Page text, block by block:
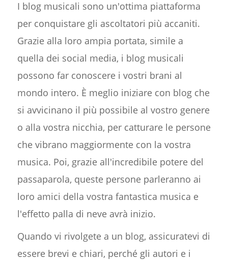
I blog musicali sono un'ottima piattaforma
per conquistare gli ascoltatori più accaniti.
Grazie alla loro ampia portata, simile a
quella dei social media, i blog musicali
possono far conoscere i vostri brani al
mondo intero. È meglio iniziare con blog che
si avvicinano il più possibile al vostro genere
o alla vostra nicchia, per catturare le persone
che vibrano maggiormente con la vostra
musica. Poi, grazie all'incredibile potere del
passaparola, queste persone parleranno ai
loro amici della vostra fantastica musica e
l'effetto palla di neve avrà inizio.
Quando vi rivolgete a un blog, assicuratevi di
essere brevi e chiari, perché gli autori e i